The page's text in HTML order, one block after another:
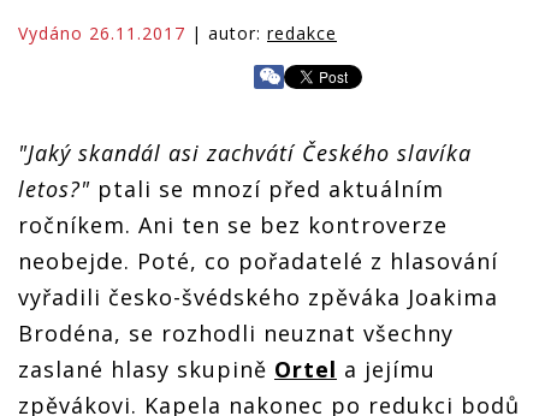
Vydáno 26.11.2017 | autor: redakce
"Jaký skandál asi zachvátí Českého slavíka
letos?" ptali se mnozí před aktuálním
ročníkem. Ani ten se bez kontroverze
neobejde. Poté, co pořadatelé z hlasování
vyřadili česko-švédského zpěváka Joakima
Brodéna, se rozhodli neuznat všechny
zaslané hlasy skupině Ortel a jejímu
zpěvákovi. Kapela nakonec po redukci bodů